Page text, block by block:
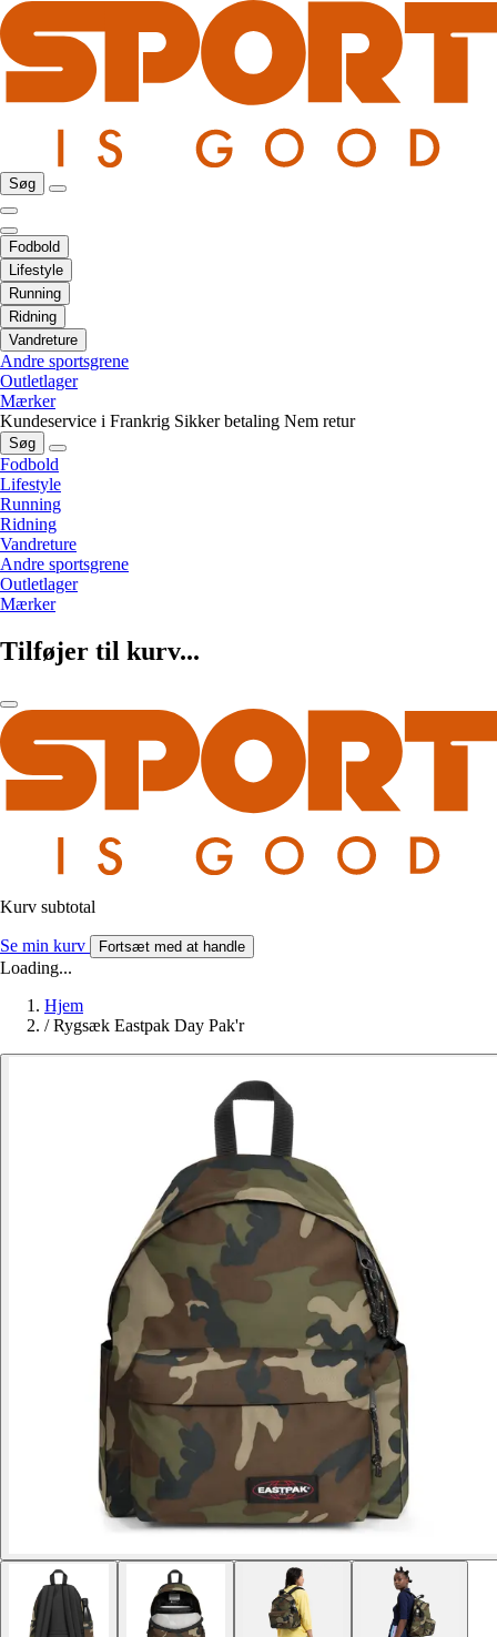
Søg
Fodbold
Lifestyle
Running
Ridning
Vandreture
Andre sportsgrene
Outletlager
Mærker
Kundeservice i Frankrig Sikker betaling Nem retur
Søg
Fodbold
Lifestyle
Running
Ridning
Vandreture
Andre sportsgrene
Outletlager
Mærker
Tilføjer til kurv...
Kurv subtotal
Se min kurv Fortsæt med at handle
Loading...
Hjem
/ Rygsæk Eastpak Day Pak'r